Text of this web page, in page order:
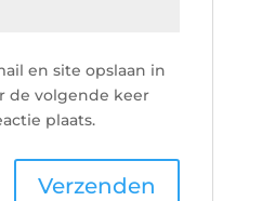
en site opslaan in
de volgende keer
plaats.